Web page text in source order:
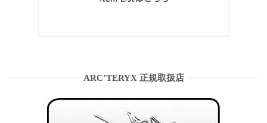
ARC’TERYX 正規取扱店